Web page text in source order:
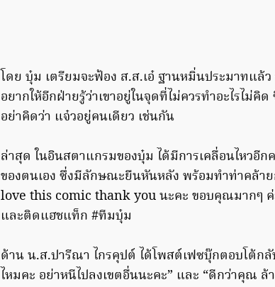
โดย บุ๋ม เตรียมจะฟ้อง ส.ส.เอ๋ ฐานหมิ่นประมาทแล้
อยากให้อีกฝ่ายรู้ว่าเขาอยู่ในจุดที่ไม่ควรทำอะไรไม่
อย่าคิดว่า แจ๋วอยู่คนเดียว เช่นกัน
ล่าสุด ในอินสตาแกรมของบุ๋ม ได้มีการเคลื่อนไหวอี
ของตนเอง ซึ่งมีลักษณะยืนหันหลัง พร้อมทำท่าคล้าย
love this comic thank you นะคะ ขอบคุณมากๆ ค่
และติดแฮชแท็ก #ทีมบุ๋ม
ด้าน น.ส.ปารีณา ไกรคุปต์ ได้โพสต์เฟซบุ๊กตอบโต้ก
ไหมคะ อย่าหนีไปลงเขตอื่นนะคะ” และ “ดีกว่าคุณ